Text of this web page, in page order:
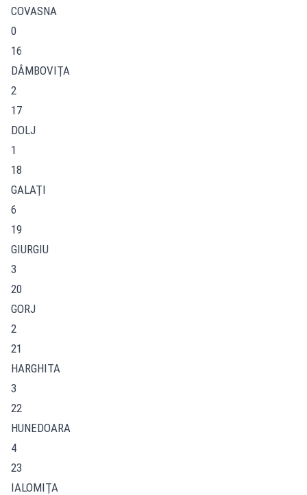
COVASNA
0
16
DÂMBOVIŢA
2
17
DOLJ
1
18
GALAŢI
6
19
GIURGIU
3
20
GORJ
2
21
HARGHITA
3
22
HUNEDOARA
4
23
IALOMIŢA